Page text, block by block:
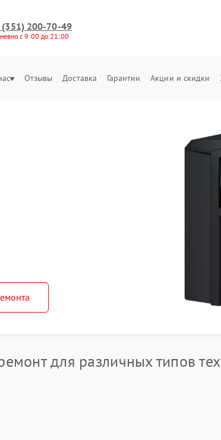
(351) 200-70-49
с 9:00 до 21:00
Отзывы Доставка Гарантии Акции и скидки
для различных типов